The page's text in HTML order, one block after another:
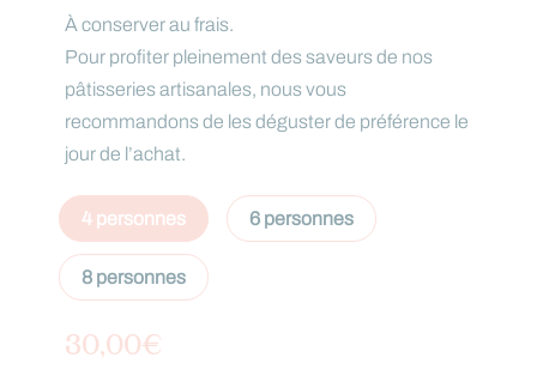
À conserver au frais.
Pour profiter pleinement des saveurs de nos
pâtisseries artisanales, nous vous
recommandons de les déguster de préférence le
jour de l’achat.
4 personnes 6 personnes
8 personnes
30,00€